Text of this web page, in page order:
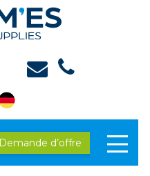
Demande d’offre